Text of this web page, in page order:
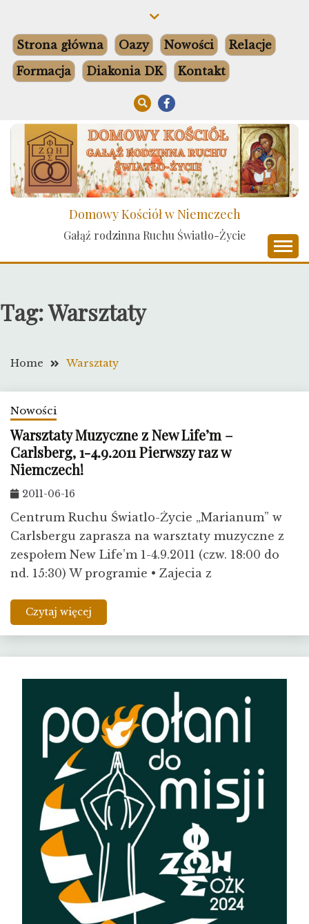
content
Strona główna Oazy Nowości
Relacje
Formacja
Diakonia DK Kontakt
Domowy Kościół w Niemczech
Gałąź rodzinna Ruchu Światło-Życie
Tag:Warsztaty
Home Warsztaty
Nowości
Warsztaty Muzyczne z New Life’m –
Carlsberg, 1-4.9.2011 Pierwszy raz w
Niemczech!​
2011-06-16
Centrum Ruchu Światlo-Życie „Marianum” w
Carlsbergu zaprasza na warsztaty muzyczne z
zespołem New Life’m 1-4.9.2011 (czw. 18:00 do
nd. 15:30) W programie • Zajecia z
Czytaj więcej